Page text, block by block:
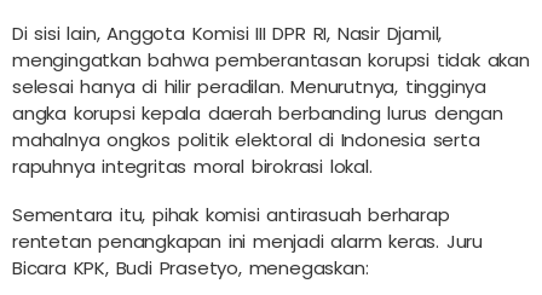
Di sisi lain, Anggota Komisi III DPR RI, Nasir Djamil,
mengingatkan bahwa pemberantasan korupsi tidak akan
selesai hanya di hilir peradilan. Menurutnya, tingginya
angka korupsi kepala daerah berbanding lurus dengan
mahalnya ongkos politik elektoral di Indonesia serta
rapuhnya integritas moral birokrasi lokal.
Sementara itu, pihak komisi antirasuah berharap
rentetan penangkapan ini menjadi alarm keras. Juru
Bicara KPK, Budi Prasetyo, menegaskan: